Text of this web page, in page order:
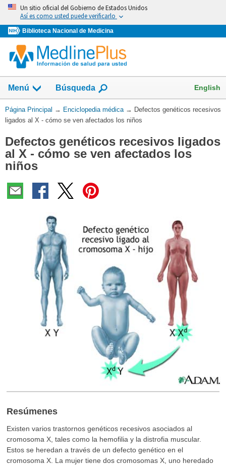
Omita
vaya
al
Contenido
Un sitio oficial del Gobierno de Estados Unidos
Así es como usted puede verificarlo
Biblioteca Nacional de Medicina
Menú Búsqueda English
Usted
está
Página Principal → Enciclopedia médica → Defectos genéticos recesivos
ligados al X - cómo se ven afectados los niños
Defectos genéticos recesivos ligados
al X - cómo se ven afectados los
niños
Resúmenes
Existen varios trastornos genéticos recesivos asociados al
cromosoma X, tales como la hemofilia y la distrofia muscular.
Estos se heredan a través de un defecto genético en el
cromosoma X. La mujer tiene dos cromosomas X, uno heredado